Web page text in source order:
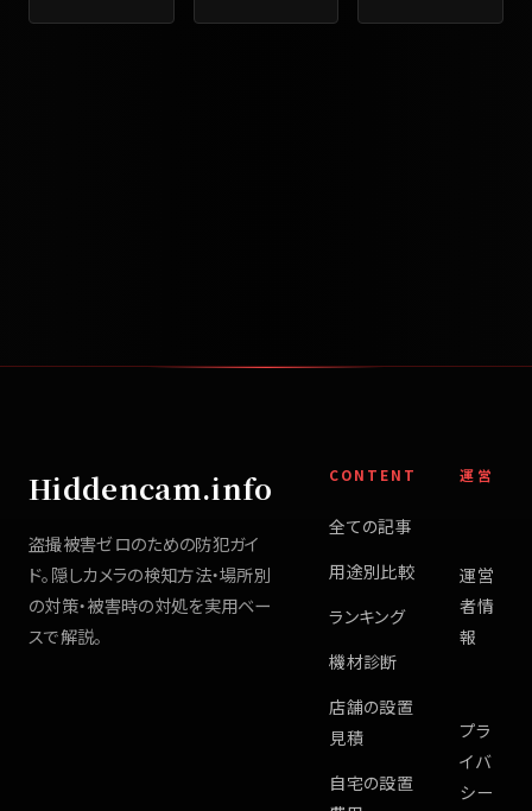
Hiddencam.info
盗撮被害ゼロのための防犯ガイ
ド。隠しカメラの検知方法・場所別
の対策・被害時の対処を実用ベー
スで解説。
CONTENT
全ての記事
用途別比較
ランキング
機材診断
店舗の設置
見積
自宅の設置
運営
運営
者情
報
プラ
イバ
シー